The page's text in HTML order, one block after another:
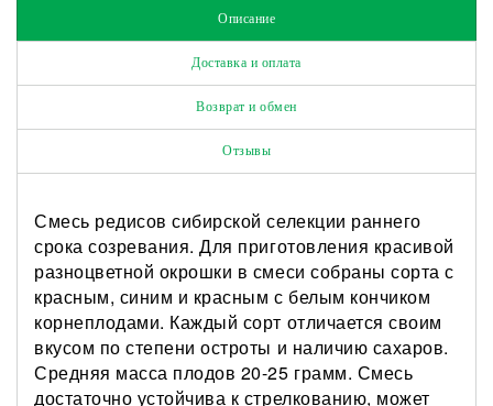
Описание
Доставка и оплата
Возврат и обмен
Отзывы
Смесь редисов сибирской селекции раннего
срока созревания. Для приготовления красивой
разноцветной окрошки в смеси собраны сорта с
красным, синим и красным с белым кончиком
корнеплодами. Каждый сорт отличается своим
вкусом по степени остроты и наличию сахаров.
Средняя масса плодов 20-25 грамм. Смесь
достаточно устойчива к стрелкованию, может